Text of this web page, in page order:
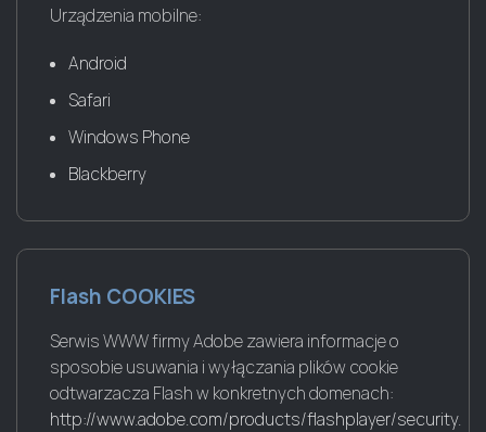
Urządzenia mobilne:
Android
Safari
Windows Phone
Blackberry
Flash COOKIES
Serwis WWW firmy Adobe zawiera informacje o
sposobie usuwania i wyłączania plików cookie
odtwarzacza Flash w konkretnych domenach:
http://www.adobe.com/products/flashplayer/security.